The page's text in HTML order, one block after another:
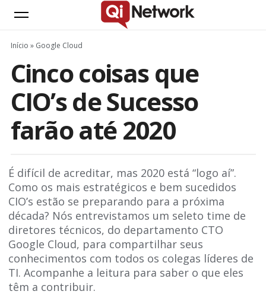
Início » Google Cloud
Cinco coisas que
CIO’s de Sucesso
farão até 2020
É difícil de acreditar, mas 2020 está “logo aí”.
Como os mais estratégicos e bem sucedidos
CIO’s estão se preparando para a próxima
década? Nós entrevistamos um seleto time de
diretores técnicos, do departamento CTO
Google Cloud, para compartilhar seus
conhecimentos com todos os colegas líderes de
TI. Acompanhe a leitura para saber o que eles
têm a contribuir.